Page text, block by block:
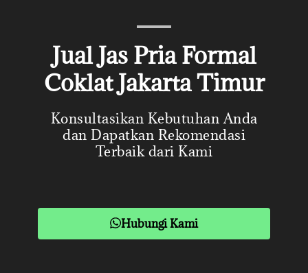
Jual Jas Pria Formal
Coklat Jakarta Timur
Konsultasikan Kebutuhan Anda
dan Dapatkan Rekomendasi
Terbaik dari Kami
Hubungi Kami